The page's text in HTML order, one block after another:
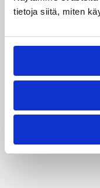
tietoja siitä, miten